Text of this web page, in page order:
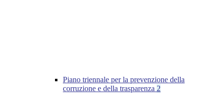
Piano triennale per la prevenzione della
corruzione e della trasparenza 2